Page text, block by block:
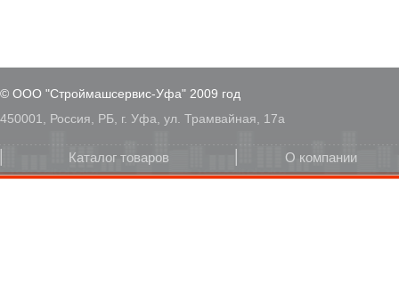
© ООО "Строймашсервис-Уфа" 2009 год
450001, Россия, РБ, г. Уфа, ул. Трамвайная, 17а
Каталог товаров О компании